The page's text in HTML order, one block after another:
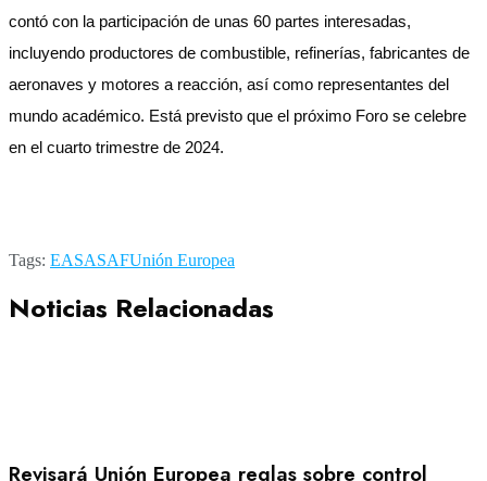
contó con la participación de unas 60 partes interesadas,
incluyendo productores de combustible, refinerías, fabricantes de
aeronaves y motores a reacción, así como representantes del
mundo académico. Está previsto que el próximo Foro se celebre
en el cuarto trimestre de 2024.
Tags: EASASAFUnión Europea
Noticias Relacionadas
Revisará Unión Europea reglas sobre control